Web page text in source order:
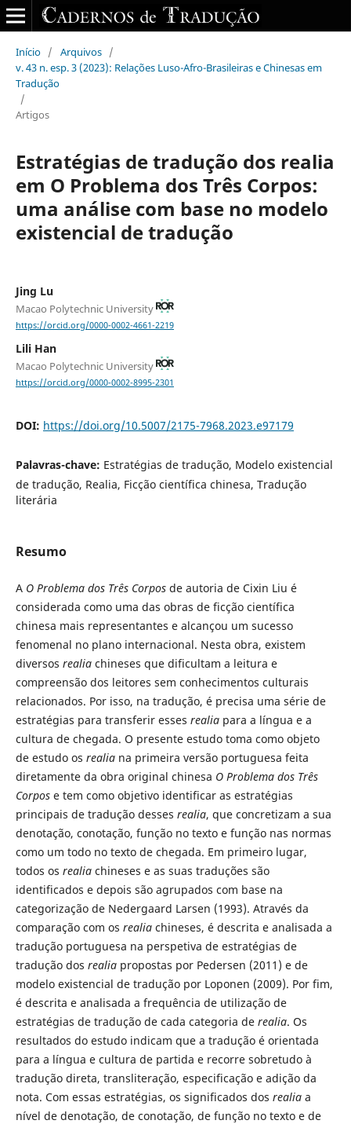
Início / Arquivos /
v. 43 n. esp. 3 (2023): Relações Luso-Afro-Brasileiras e Chinesas em
Tradução
/
Artigos
Estratégias de tradução dos realia
em O Problema dos Três Corpos:
uma análise com base no modelo
existencial de tradução
Jing Lu
Macao Polytechnic University
https://orcid.org/0000-0002-4661-2219
Lili Han
Macao Polytechnic University
https://orcid.org/0000-0002-8995-2301
DOI: https://doi.org/10.5007/2175-7968.2023.e97179
Palavras-chave: Estratégias de tradução, Modelo existencial
de tradução, Realia, Ficção científica chinesa, Tradução
literária
Resumo
A O Problema dos Três Corposde autoria de Cixin Liu é
considerada como uma das obras de ficção científica
chinesa mais representantes e alcançou um sucesso
fenomenal no plano internacional. Nesta obra, existem
diversos realiachineses que dificultam a leitura e
compreensão dos leitores sem conhecimentos culturais
relacionados. Por isso, na tradução, é precisa uma série de
estratégias para transferir esses realiapara a língua e a
cultura de chegada. O presente estudo toma como objeto
de estudo os realiana primeira versão portuguesa feita
diretamente da obra original chinesa O Problema dos Três
Corpos e tem como objetivo identificar as estratégias
principais de tradução desses realia, que concretizam a sua
denotação, conotação, função no texto e função nas normas
como um todo no texto de chegada. Em primeiro lugar,
todos os realiachineses e as suas traduções são
identificados e depois são agrupados com base na
categorização de Nedergaard Larsen (1993). Através da
comparação com os realiachineses, é descrita e analisada a
tradução portuguesa na perspetiva de estratégias de
tradução dos realiapropostas por Pedersen (2011) e de
modelo existencial de tradução por Loponen (2009). Por fim,
é descrita e analisada a frequência de utilização de
estratégias de tradução de cada categoria de realia. Os
resultados do estudo indicam que a tradução é orientada
para a língua e cultura de partida e recorre sobretudo à
tradução direta, transliteração, especificação e adição da
nota. Com essas estratégias, os significados dos realiaa
nível de denotação, de conotação, de função no texto e de